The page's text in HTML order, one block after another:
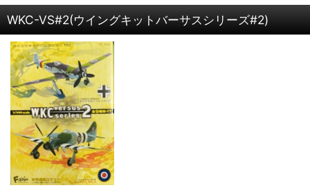
WKC-VS#2(ウイングキットバーサスシリーズ#2)